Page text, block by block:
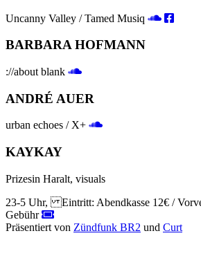
Uncanny Valley / Tamed Musiq
BARBARA HOFMANN
://about blank
ANDRÉ AUER
urban echoes / X+
KAYKAY
Prizesin Haralt, visuals
23-5 Uhr, Eintritt: Abendkasse 12€ /
Gebühr
Präsentiert von Zündfunk BR2 und Curt